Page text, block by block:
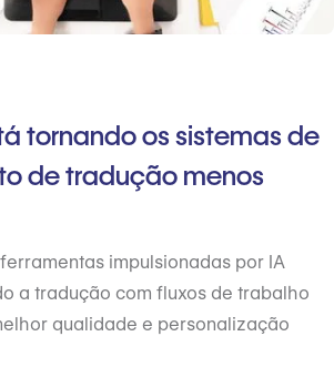
tornando os sistemas de
de tradução menos
impulsionadas por IA
a tradução com fluxos de trabalho
qualidade e personalização